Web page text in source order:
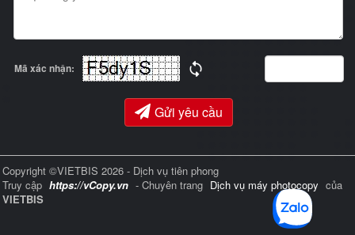
Mã xác nhận:
Gửi yêu cầu
Copyright ©VIETBIS 2026 - Dịch vụ tiên phong
Truy cập https://vCopy.vn - Chuyên trang Dịch vụ máy photocopy của
VIETBIS